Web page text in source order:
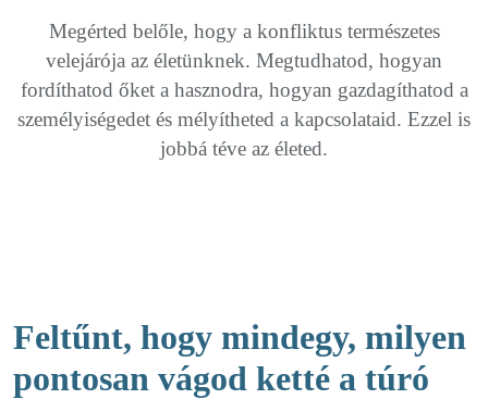
Megérted belőle, hogy a konfliktus természetes
velejárója az életünknek. Megtudhatod, hogyan
fordíthatod őket a hasznodra, hogyan gazdagíthatod a
személyiségedet és mélyítheted a kapcsolataid. Ezzel is
jobbá téve az életed.
Feltűnt, hogy mindegy, milyen
pontosan vágod ketté a túró